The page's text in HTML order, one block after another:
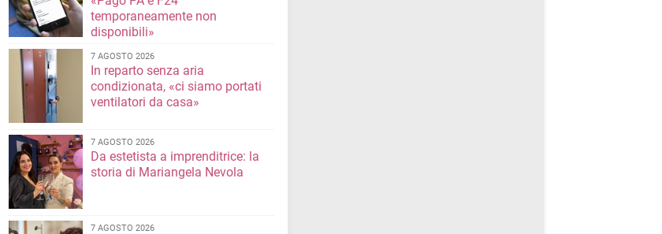
temporaneamente non
disponibili»
7 AGOSTO 2026
In reparto senza aria
condizionata, «ci siamo portati
ventilatori da casa»
7 AGOSTO 2026
Da estetista a imprenditrice: la
storia di Mariangela Nevola
7 AGOSTO 2026